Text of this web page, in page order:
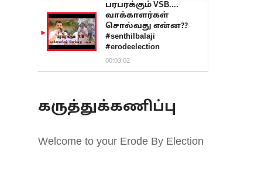
பரபரக்கும் VSB....
வாக்காளர்கள்
சொல்வது என்ன??
#senthilbalaji
#erodeelection
00:03:02
கருத்துக்கணிப்பு
Welcome to your Erode By Election